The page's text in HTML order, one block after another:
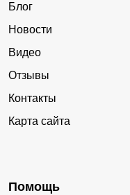
Блог
Новости
Видео
Отзывы
Контакты
Карта сайта
Помощь